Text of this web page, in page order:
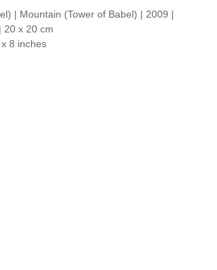
| Mountain (Tower of Babel) | 2009 |
20 x 20 cm
8 inches